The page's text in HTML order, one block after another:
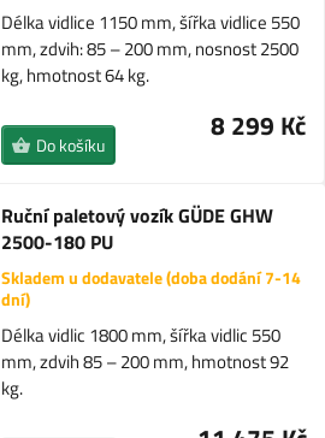
Délka vidlice 1150 mm, šířka vidlice 550
mm, zdvih: 85 – 200 mm, nosnost 2500
kg, hmotnost 64 kg.
8 299 Kč
Do košíku
Ruční paletový vozík GÜDE GHW
2500-180 PU
Skladem u dodavatele (doba dodání 7-14
dní)
Délka vidlic 1800 mm, šířka vidlic 550
mm, zdvih 85 – 200 mm, hmotnost 92
kg.